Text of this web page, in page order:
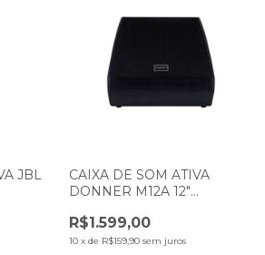
JBL
CAIXA DE SOM ATIVA
DONNER M12A 12"
LL AUDIO
R$1.599,00
10 x de R$159,90 sem juros